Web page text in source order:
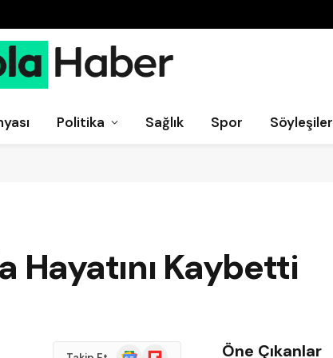
Politika Sağlık Spor Söyleşiler
Hayatını Kaybetti
GoogleFlipboard Öne Çıkanlar